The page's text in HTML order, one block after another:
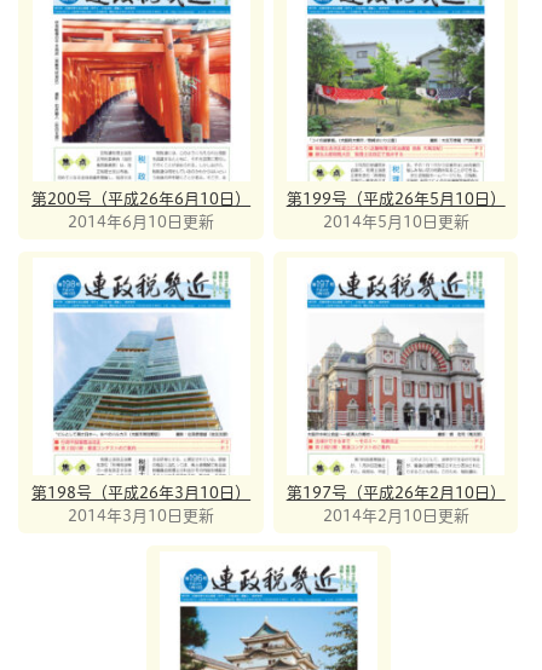
第200号（平成26年6月10日）
2014年6月10日更新
第199号（平成26年5月10日）
2014年5月10日更新
第198号（平成26年3月10日）
2014年3月10日更新
第197号（平成26年2月10日）
2014年2月10日更新